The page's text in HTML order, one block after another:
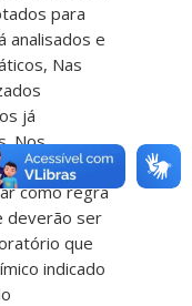
para
analisados e
Nas
já
Nos
de
como regra
deverão ser
que
indicado